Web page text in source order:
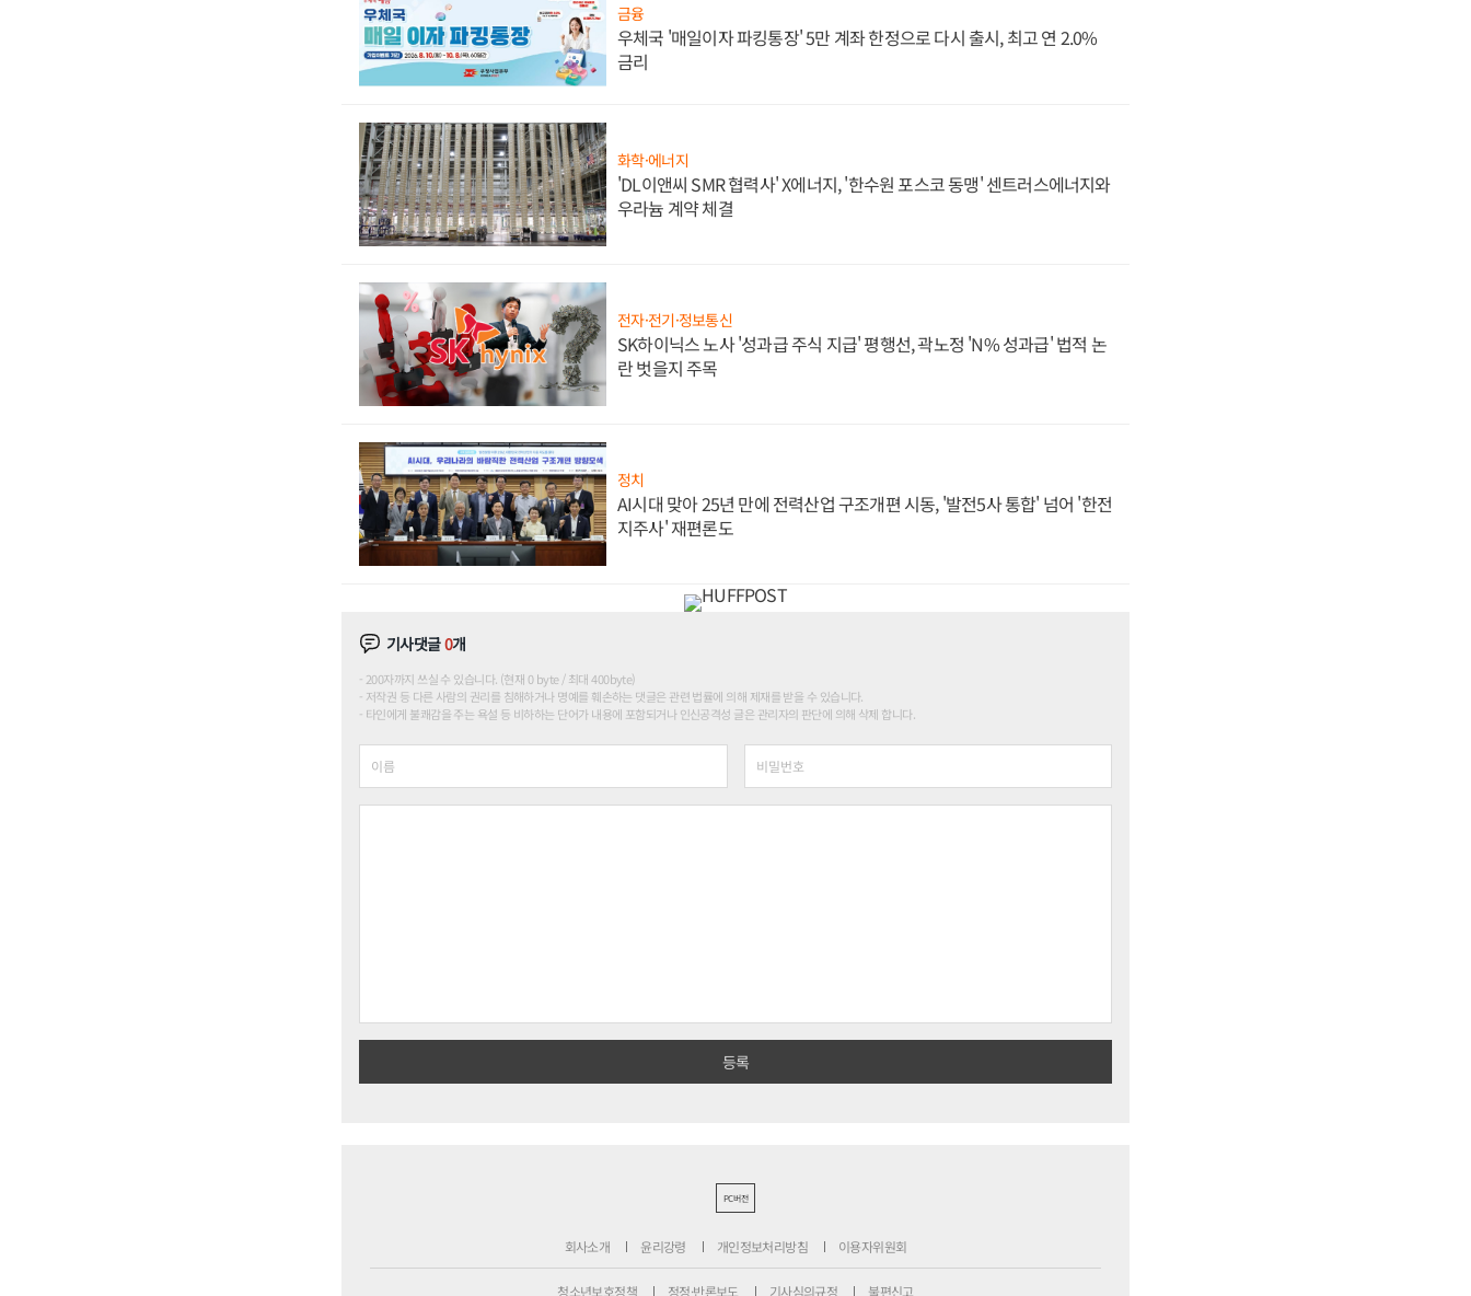
금융
우체국 '매일이자 파킹통장' 5만 계좌 한정으로 다시 출시, 최고 연 2.0%
금리
화학·에너지
'DL이앤씨 SMR 협력사' X에너지, '한수원 포스코 동맹' 센트러스에너지와
우라늄 계약 체결
전자·전기·정보통신
SK하이닉스 노사 '성과급 주식 지급' 평행선, 곽노정 'N% 성과급' 법적 논
란 벗을지 주목
정치
AI시대 맞아 25년 만에 전력산업 구조개편 시동, '발전5사 통합' 넘어 '한전
지주사' 재편론도
기사댓글0개
200자까지 쓰실 수 있습니다. (현재 0 byte / 최대 400byte)
저작권 등 다른 사람의 권리를 침해하거나 명예를 훼손하는 댓글은 관련 법률에 의해 제재를 받을 수 있습니다.
타인에게 불쾌감을 주는 욕설 등 비하하는 단어가 내용에 포함되거나 인신공격성 글은 관리자의 판단에 의해 삭제 합니다.
PC버전
회사소개 윤리강령 개인정보처리방침 이용자위원회
청소년보호정책 정정·반론보도 기사심의규정 불편신고